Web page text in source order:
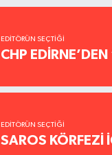
EDITÖRÜN SEÇTIĞI
CHP
EDITÖRÜN SEÇTIĞI
SAROS KÖRFEZİ